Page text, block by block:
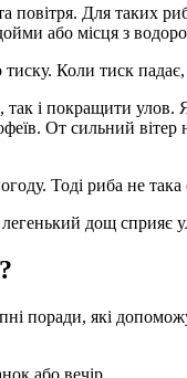
повітря. Для таких
або місця з
Коли тиск
і покращити
От сильний
Тоді риба не така
дощ
поради, які
або вечір.